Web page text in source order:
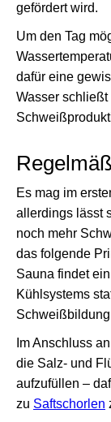
gefördert wird.
Um den Tag
dafür eine
Wasser
Es mag im
allerdings lässt
noch mehr
das folgende
Sauna findet
Kühlsystems
Im Anschluss
die Salz- und
aufzufüllen –
zu Saftschorlen